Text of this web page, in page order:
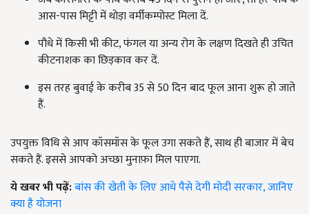
आस-पास मिट्टी में थोड़ा वर्मीकम्पोस्ट मिला दें.
पौधे में किसी भी कीट, फंगल या अन्य रोग के लक्षण दिखते ही उचित
कीटनाशक का छिड़काव कर दें.
इस तरह बुवाई के करीब 35 से 50 दिन बाद फूल आना शुरू हो जाते
हैं.
उपयुक्त विधि से आप कॉसमॉस के फूल उगा सकते हैं, साथ ही बाजार में बेच
सकते हैं. इससे आपको अच्छा मुनाफ़ा मिल पाएगा.
ये खबर भी पढ़ें:बांस की खेती के लिए आधे पैसे देगी मोदी सरकार, जानिए
क्या है योजना